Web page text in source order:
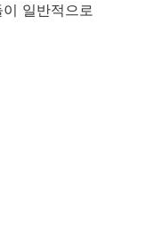
일반적으로